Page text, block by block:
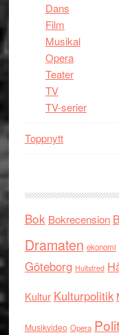
Dans
Film
Musikal
Opera
Teater
TV
TV-serier
Toppnytt
Bok Bokrecension
Dramaten ekonomi
Göteborg Hultsfred
Kultur Kulturpolitik
Musikvideo Opera